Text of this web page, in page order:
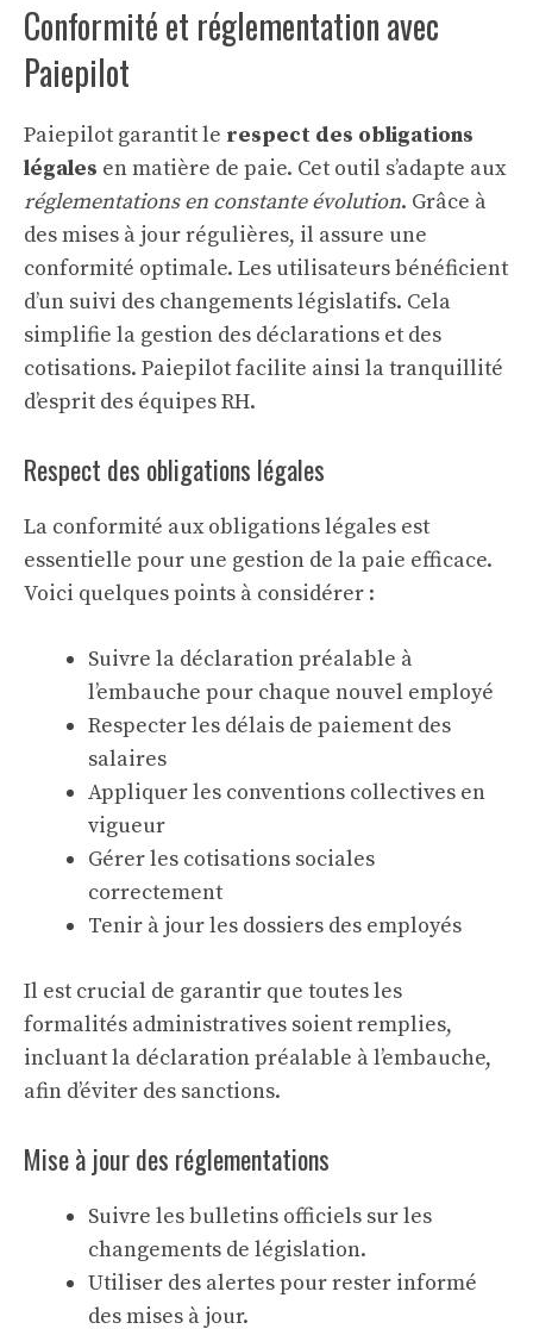
Conformité et réglementation avec
Paiepilot
Paiepilot garantit le respect des obligations
légales en matière de paie. Cet outil s’adapte aux
réglementations en constante évolution. Grâce à
des mises à jour régulières, il assure une
conformité optimale. Les utilisateurs bénéficient
d’un suivi des changements législatifs. Cela
simplifie la gestion des déclarations et des
cotisations. Paiepilot facilite ainsi la tranquillité
d’esprit des équipes RH.
Respect des obligations légales
La conformité aux obligations légales est
essentielle pour une gestion de la paie efficace.
Voici quelques points à considérer :
Suivre la déclaration préalable à
l’embauche pour chaque nouvel employé
Respecter les délais de paiement des
salaires
Appliquer les conventions collectives en
vigueur
Gérer les cotisations sociales
correctement
Tenir à jour les dossiers des employés
Il est crucial de garantir que toutes les
formalités administratives soient remplies,
incluant la déclaration préalable à l’embauche,
afin d’éviter des sanctions.
Mise à jour des réglementations
Suivre les bulletins officiels sur les
changements de législation.
Utiliser des alertes pour rester informé
des mises à jour.